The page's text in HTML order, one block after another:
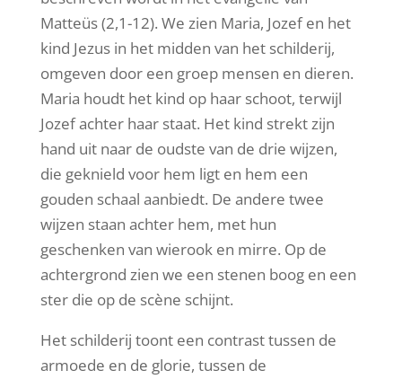
Matteüs (2,1-12). We zien Maria, Jozef en het
kind Jezus in het midden van het schilderij,
omgeven door een groep mensen en dieren.
Maria houdt het kind op haar schoot, terwijl
Jozef achter haar staat. Het kind strekt zijn
hand uit naar de oudste van de drie wijzen,
die geknield voor hem ligt en hem een
gouden schaal aanbiedt. De andere twee
wijzen staan achter hem, met hun
geschenken van wierook en mirre. Op de
achtergrond zien we een stenen boog en een
ster die op de scène schijnt.
Het schilderij toont een contrast tussen de
armoede en de glorie, tussen de